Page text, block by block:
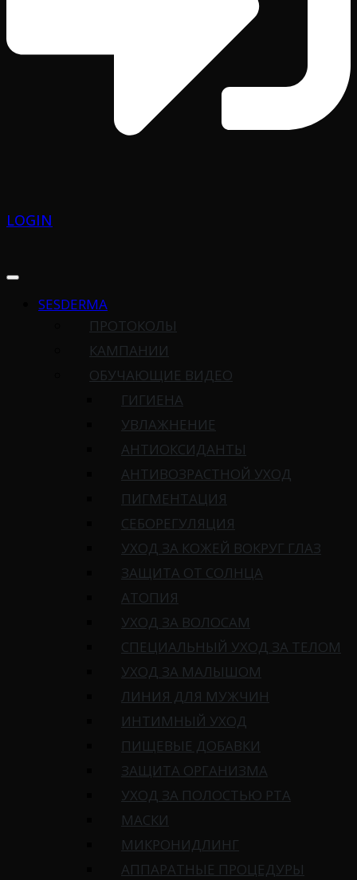
LOGIN
SESDERMA
ПРОТОКОЛЫ
КАМПАНИИ
ОБУЧАЮЩИЕ ВИДЕО
ГИГИЕНА
УВЛАЖНЕНИЕ
АНТИОКСИДАНТЫ
АНТИВОЗРАСТНОЙ УХОД
ПИГМЕНТАЦИЯ
СЕБОРЕГУЛЯЦИЯ
УХОД ЗА КОЖЕЙ ВОКРУГ ГЛАЗ
ЗАЩИТА ОТ СОЛНЦА
АТОПИЯ
УХОД ЗА ВОЛОСАМ
СПЕЦИАЛЬНЫЙ УХОД ЗА ТЕЛОМ
УХОД ЗА МАЛЫШОМ
ЛИНИЯ ДЛЯ МУЖЧИН
ИНТИМНЫЙ УХОД
ПИЩЕВЫЕ ДОБАВКИ
ЗАЩИТА ОРГАНИЗМА
УХОД ЗА ПОЛОСТЬЮ РТА
МАСКИ
МИКРОНИДЛИНГ
АППАРАТНЫЕ ПРОЦЕДУРЫ